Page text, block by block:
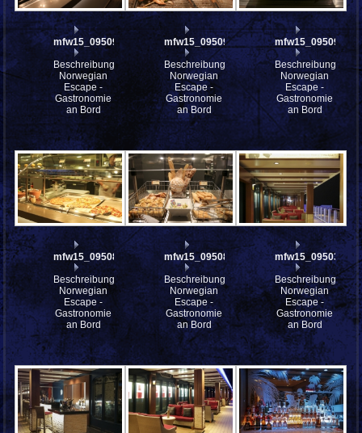
mfw15_095092
Beschreibung:
Norwegian
Escape -
Gastronomie
an Bord
mfw15_095091
Beschreibung:
Norwegian
Escape -
Gastronomie
an Bord
mfw15_095090
Beschreibung:
Norwegian
Escape -
Gastronomie
an Bord
mfw15_095089
Beschreibung:
Norwegian
Escape -
Gastronomie
an Bord
mfw15_095088
Beschreibung:
Norwegian
Escape -
Gastronomie
an Bord
mfw15_095034
Beschreibung:
Norwegian
Escape -
Gastronomie
an Bord